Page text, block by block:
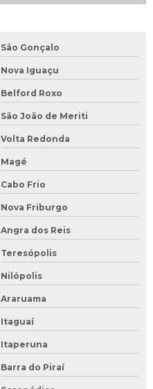
São Gonçalo
Nova Iguaçu
Belford Roxo
São João de Meriti
Volta Redonda
Magé
Cabo Frio
Nova Friburgo
Angra dos Reis
Teresópolis
Nilópolis
Araruama
Itaguaí
Itaperuna
Barra do Piraí